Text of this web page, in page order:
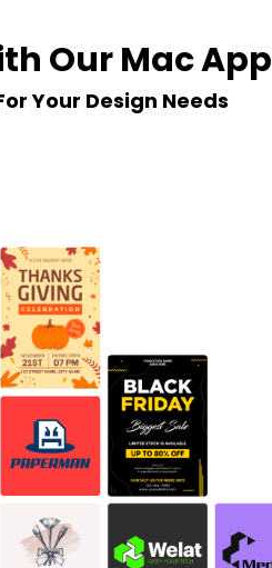
Our Mac App
Your Design Needs